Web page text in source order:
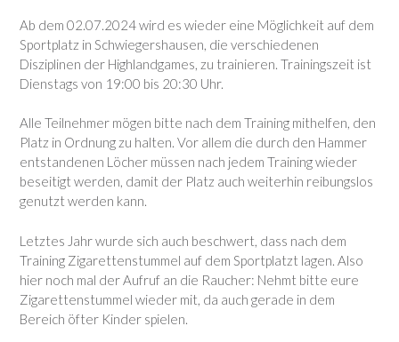
Ab dem 02.07.2024 wird es wieder eine Möglichkeit auf dem
Sportplatz in Schwiegershausen, die verschiedenen
Disziplinen der Highlandgames, zu trainieren. Trainingszeit ist
Dienstags von 19:00 bis 20:30 Uhr.
Alle Teilnehmer mögen bitte nach dem Training mithelfen, den
Platz in Ordnung zu halten. Vor allem die durch den Hammer
entstandenen Löcher müssen nach jedem Training wieder
beseitigt werden, damit der Platz auch weiterhin reibungslos
genutzt werden kann.
Letztes Jahr wurde sich auch beschwert, dass nach dem
Training Zigarettenstummel auf dem Sportplatzt lagen. Also
hier noch mal der Aufruf an die Raucher: Nehmt bitte eure
Zigarettenstummel wieder mit, da auch gerade in dem
Bereich öfter Kinder spielen.